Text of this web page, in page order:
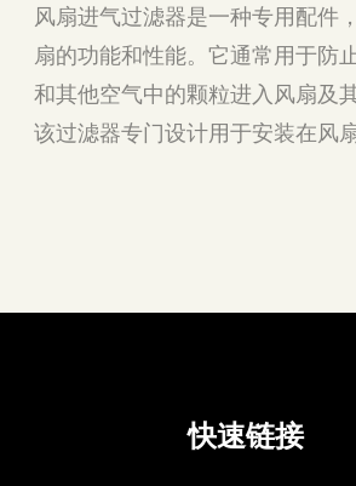
风扇进气过滤器是一种专用配件
扇的功能和性能。它通常用于防
和其他空气中的颗粒进入风扇及
该过滤器专门设计用于安装在风
快速链接